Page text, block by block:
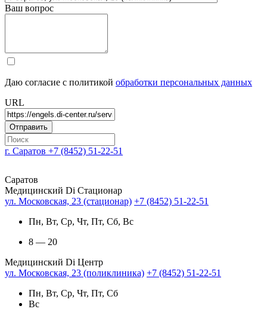
Ваш вопрос
Даю согласие с политикой обработки персональных данных
URL
г. Саратов +7 (8452) 51-22-51
Саратов
Медицинский Di Стационар
ул. Московская, 23 (стационар) +7 (8452) 51-22-51
Пн, Вт, Ср, Чт, Пт, Сб, Вс
8 — 20
Медицинский Di Центр
ул. Московская, 23 (поликлиника) +7 (8452) 51-22-51
Пн, Вт, Ср, Чт, Пт, Сб
Вс